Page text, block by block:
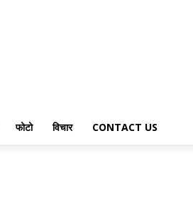
फोटो विचार CONTACT US